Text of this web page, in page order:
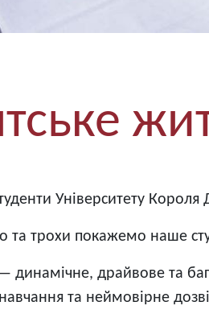
Університету
та трохи покажемо наше
драйвове та
та неймовірне